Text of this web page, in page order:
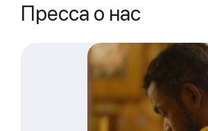
Пресса о нас